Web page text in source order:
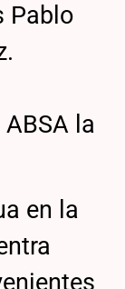
Pablo
la
en la